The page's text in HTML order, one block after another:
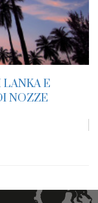
E
NOZZE